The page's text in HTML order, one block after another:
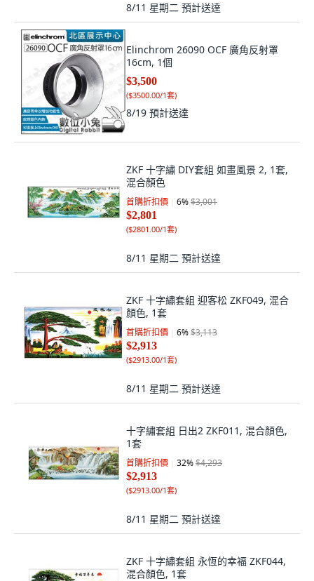
8/11 星期二 預計送達
Elinchrom 26090 OCF 廣角反射罩
16cm, 1個
$3,500
($3500.00/1套)
8/19 預計送達
ZKF 十字繡 DIY套組 如畫風景 2, 1套,
混合顏色
首購折扣價 6%$3,001
$2,801
($2801.00/1套)
8/11 星期二 預計送達
ZKF 十字繡套組 迎客松 ZKF049, 混合
顏色, 1套
首購折扣價 6%$3,113
$2,913
($2913.00/1套)
8/11 星期二 預計送達
十字繡套組 日出2 ZKF011, 混合顏色,
1套
首購折扣價 32%$4,293
$2,913
($2913.00/1套)
8/11 星期二 預計送達
ZKF 十字繡套組 永恆的幸福 ZKF044,
混合顏色, 1套